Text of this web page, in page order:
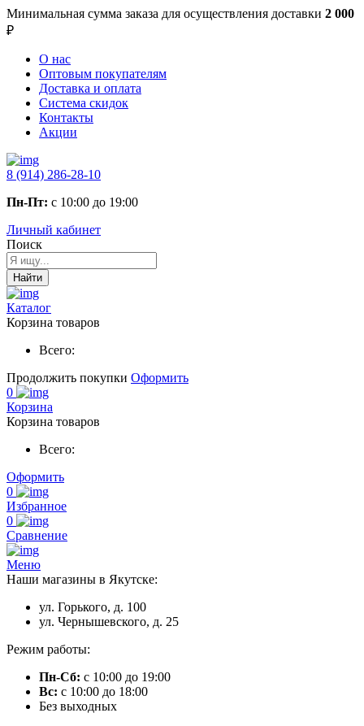
Минимальная сумма заказа для осуществления доставки 2 000
₽
О нас
Оптовым покупателям
Доставка и оплата
Система скидок
Контакты
Акции
8 (914) 286-28-10
Пн-Пт: с 10:00 до 19:00
Личный кабинет
Поиск
Найти
Каталог
Корзина товаров
Всего:
Продолжить покупки Оформить
0
Корзина
Корзина товаров
Всего:
Оформить
0
Избранное
0
Сравнение
Меню
Наши магазины в Якутске:
ул. Горького, д. 100
ул. Чернышевского, д. 25
Режим работы:
Пн-Сб: с 10:00 до 19:00
Вс: с 10:00 до 18:00
Без выходных